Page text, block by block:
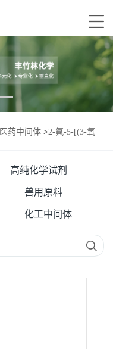
医药中间体 >2-氟-5-[(3-氧
高纯化学试剂
兽用原料
化工中间体